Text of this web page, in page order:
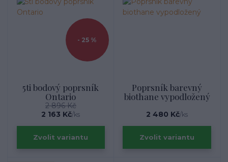
- 25 %
5ti bodový poprsník
Ontario
2 896 Kč
2 163 Kč/ks
Zvolit variantu
Poprsník barevný
biothane vypodložený
2 480 Kč/ks
Zvolit variantu